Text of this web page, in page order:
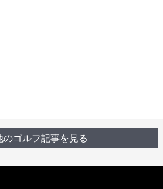
のゴルフ記事を見る